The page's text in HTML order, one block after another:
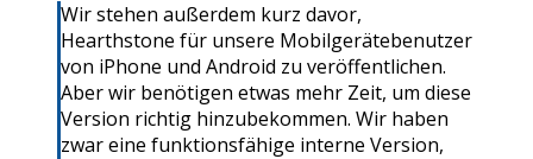
Wir stehen außerdem kurz davor,
Hearthstone für unsere Mobilgerätebenutzer
von iPhone und Android zu veröffentlichen.
Aber wir benötigen etwas mehr Zeit, um diese
Version richtig hinzubekommen. Wir haben
zwar eine funktionsfähige interne Version,